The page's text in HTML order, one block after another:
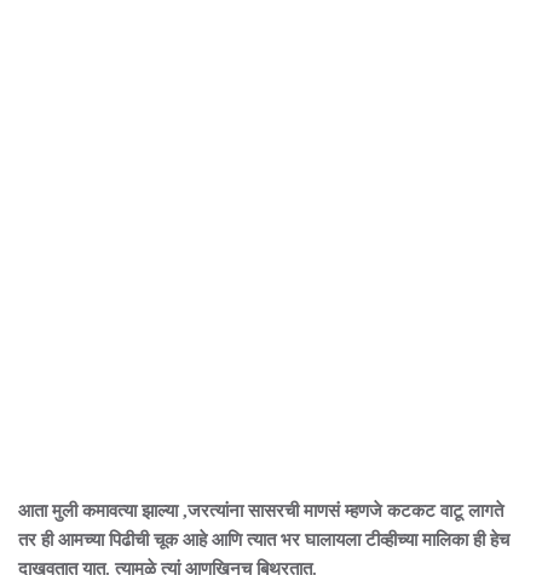
आता मुली कमावत्या झाल्या ,जरत्यांना सासरची माणसं म्हणजे कटकट वाटू लागते
तर ही आमच्या पिढीची चूक आहे आणि त्यात भर घालायला टीव्हीच्या मालिका ही हेच
दाखवतात यात. त्यामुळे त्यां आणखिनच बिथरतात.